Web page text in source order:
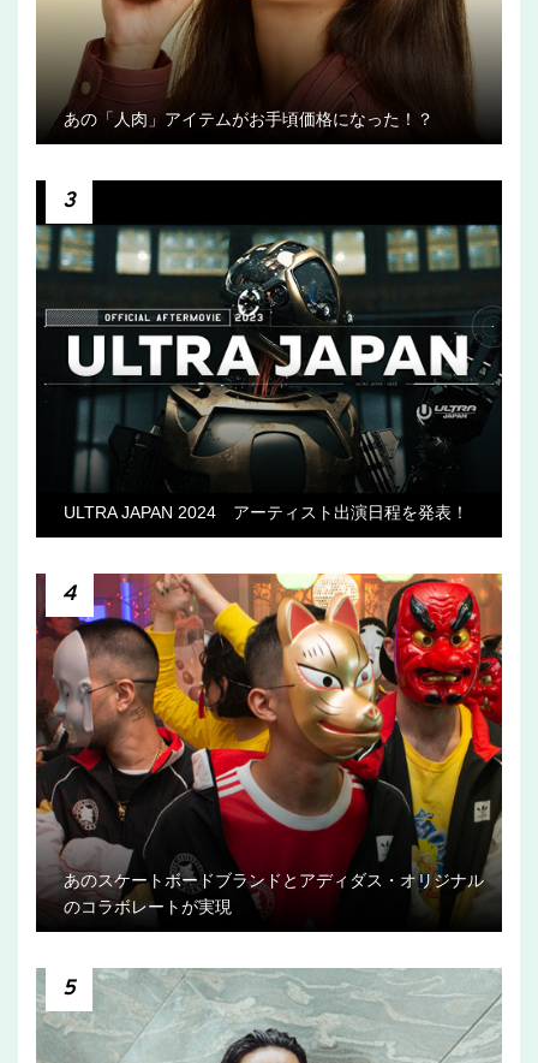
あの「人肉」アイテムがお手頃価格になった！？
3
ULTRA JAPAN 2024 アーティスト出演日程を発表！
4
あのスケートボードブランドとアディダス・オリジナル
のコラボレートが実現
5